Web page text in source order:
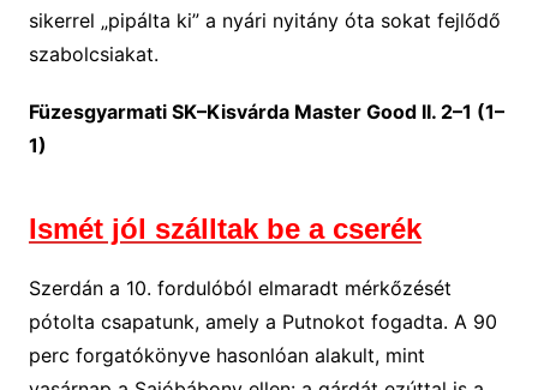
sikerrel „pipálta ki” a nyári nyitány óta sokat fejlődő
szabolcsiakat.
Füzesgyarmati SK–Kisvárda Master Good II. 2–1 (1–
1)
Ismét jól szálltak be a cserék
Szerdán a 10. fordulóból elmaradt mérkőzését
pótolta csapatunk, amely a Putnokot fogadta. A 90
perc forgatókönyve hasonlóan alakult, mint